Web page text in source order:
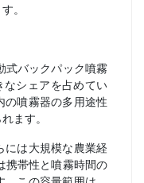
。
式バックパック噴霧
なシェアを占めてい
の噴霧器の多用途性
ます。
には大規模な農業経
携帯性と噴霧時間の